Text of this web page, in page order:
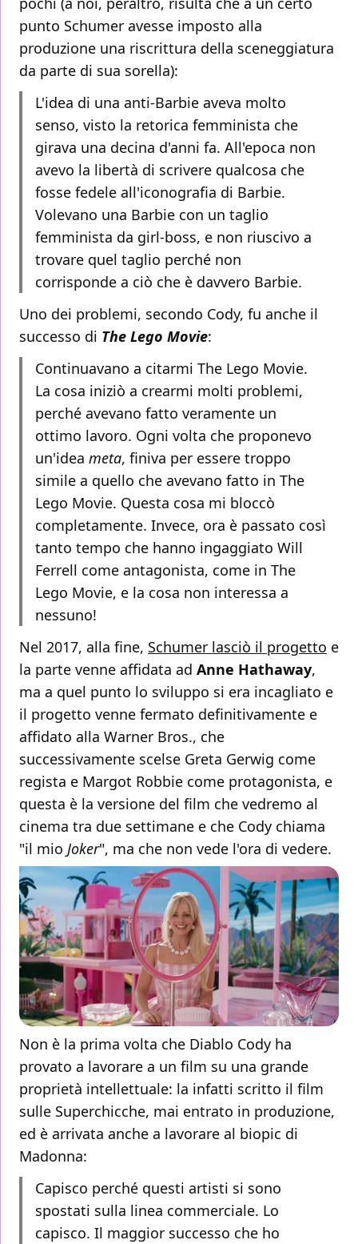
punto Schumer avesse imposto alla
produzione una riscrittura della sceneggiatura
da parte di sua sorella):
L'idea di una anti-Barbie aveva molto
senso, visto la retorica femminista che
girava una decina d'anni fa. All'epoca non
avevo la libertà di scrivere qualcosa che
fosse fedele all'iconografia di Barbie.
Volevano una Barbie con un taglio
femminista da girl-boss, e non riuscivo a
trovare quel taglio perché non
corrisponde a ciò che è davvero Barbie.
Uno dei problemi, secondo Cody, fu anche il
successo di The Lego Movie:
Continuavano a citarmi The Lego Movie.
La cosa iniziò a crearmi molti problemi,
perché avevano fatto veramente un
ottimo lavoro. Ogni volta che proponevo
un'idea meta, finiva per essere troppo
simile a quello che avevano fatto in The
Lego Movie. Questa cosa mi bloccò
completamente. Invece, ora è passato così
tanto tempo che hanno ingaggiato Will
Ferrell come antagonista, come in The
Lego Movie, e la cosa non interessa a
nessuno!
Nel 2017, alla fine, Schumer lasciò il progetto e
la parte venne affidata ad Anne Hathaway,
ma a quel punto lo sviluppo si era incagliato e
il progetto venne fermato definitivamente e
affidato alla Warner Bros., che
successivamente scelse Greta Gerwig come
regista e Margot Robbie come protagonista, e
questa è la versione del film che vedremo al
cinema tra due settimane e che Cody chiama
"il mio Joker", ma che non vede l'ora di vedere.
Non è la prima volta che Diablo Cody ha
provato a lavorare a un film su una grande
proprietà intellettuale: la infatti scritto il film
sulle Superchicche, mai entrato in produzione,
ed è arrivata anche a lavorare al biopic di
Madonna:
Capisco perché questi artisti si sono
spostati sulla linea commerciale. Lo
capisco. Il maggior successo che ho